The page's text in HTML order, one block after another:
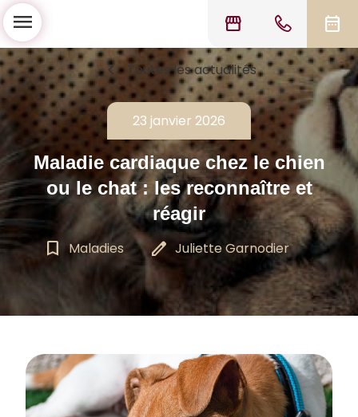
storefront date_range
menu
chevron_left Toutes les actualités
23 janvier 2026
Maladie cardiaque chez le chien
ou le chat : les reconnaître et
réagir
bookmark_border Maladies edit Juliette Garnodier